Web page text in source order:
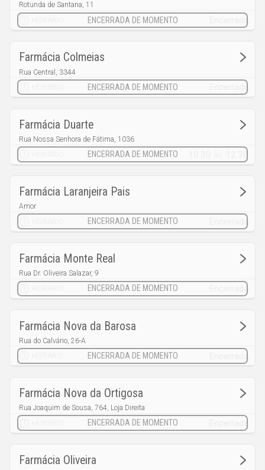
Rotunda de Santana, 11
Leiria
Encerrada
Farmácia Colmeias
Rua Central, 3344
Colmeias
Encerrada
Farmácia Duarte
Rua Nossa Senhora de Fátima, 1036
Coimbrão
Farmácia Laranjeira Pais
Amor
Amor
Encerrada
Farmácia Monte Real
Rua Dr. Oliveira Salazar, 9
Monte Real
Encerrada
Farmácia Nova da Barosa
Rua do Calvário, 26-A
Barosa
Farmácia Nova da Ortigosa
Rua Joaquim de Sousa, 764, Loja Direita
Ortigosa
Encerrada
Farmácia Oliveira